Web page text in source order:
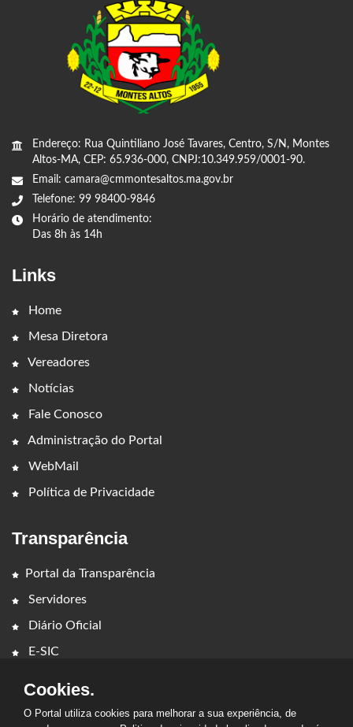
Endereço: Rua Quintiliano José Tavares, Centro, S/N, Montes
Altos-MA, CEP: 65.936-000, CNPJ:10.349.959/0001-90.
Email: camara@cmmontesaltos.ma.gov.br
Telefone: 99 98400-9846
Horário de atendimento:
Das 8h às 14h
Links
Home
Mesa Diretora
Vereadores
Notícias
Fale Conosco
Administração do Portal
WebMail
Política de Privacidade
Transparência
Portal da Transparência
Servidores
Diário Oficial
E-SIC
Cookies.
O Portal utiliza cookies para melhorar a sua experiência, de